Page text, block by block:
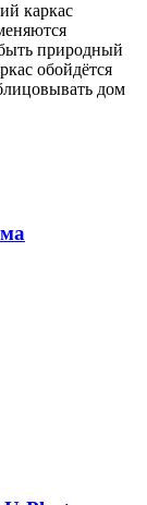
каркас
природный
обойдётся
дом